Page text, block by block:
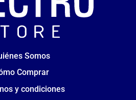
Somos
Comprar
y condiciones